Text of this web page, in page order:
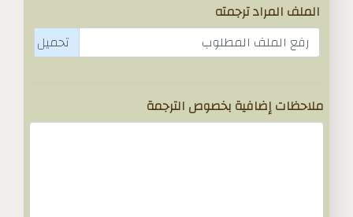
الملف المراد ترجمته
رفع الملف المطلوب
ملاحظات إضافية بخصوص الترجمة